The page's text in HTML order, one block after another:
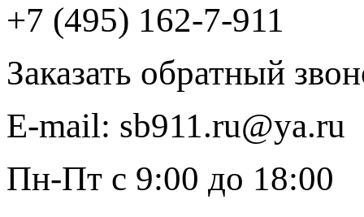
+7 (495) 162-7-911
Заказать обратный
E-mail: sb911.ru@ya.ru
Пн-Пт с 9:00 до 18:00